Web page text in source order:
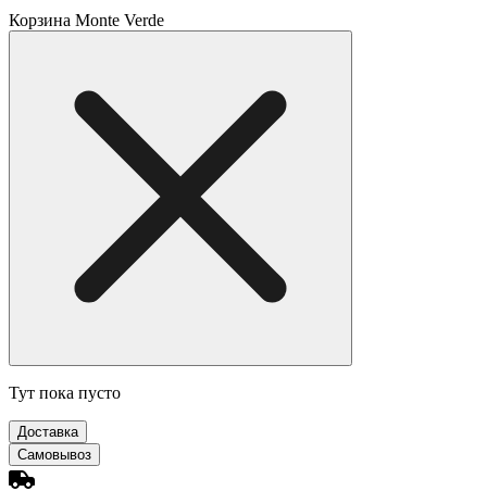
Корзина Monte Verde
Тут пока пусто
Доставка
Самовывоз